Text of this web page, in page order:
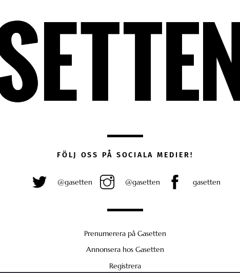
FÖLJ OSS PÅ SOCIALA MEDIER!
@gasetten @gasetten gasetten
Prenumerera på Gasetten
Annonsera hos Gasetten
Registrera